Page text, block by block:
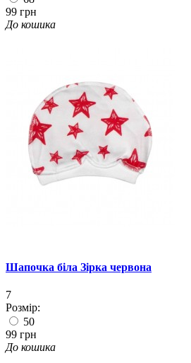
99 грн
До кошика
Шапочка біла Зірка червона
7
Розмір:
50
99 грн
До кошика